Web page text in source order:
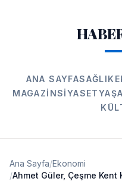
ANA SAYFASAĞLIK
MAGAZINSIYASET
Ana Sayfa/Ekonomi
/